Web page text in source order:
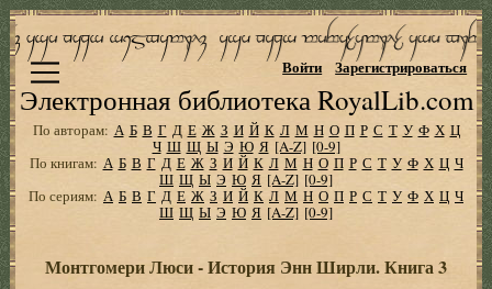
Электронная библиотека RoyalLib.com
Войти Зарегистрироваться
По авторам: А Б В Г Д Е Ж З И Й К Л М Н О П Р С Т У Ф Х Ц
Ч Ш Щ Ы Э Ю Я [A-Z] [0-9]
По книгам: А Б В Г Д Е Ж З И Й К Л М Н О П Р С Т У Ф Х Ц Ч
Ш Щ Ы Э Ю Я [A-Z] [0-9]
По сериям: А Б В Г Д Е Ж З И Й К Л М Н О П Р С Т У Ф Х Ц Ч
Ш Щ Ы Э Ю Я [A-Z] [0-9]
Монтгомери Люси - История Энн Ширли. Книга 3